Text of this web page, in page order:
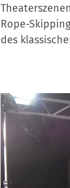
Rope-
des